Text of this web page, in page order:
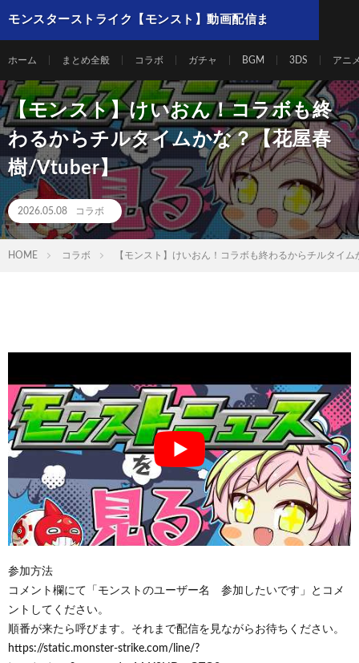
モンスターストライク【モンスト】動画配信ま
ホーム まとめ全般 コラボ ガチャ BGM 3DS アニ
【モンスト】けいおん！コラボも終
わるからチルタイムかな？【花屋春
樹/Vtuber】
2026.05.08 コラボ
HOME コラボ 【モンスト】けいおん！コラボも終わるからチルタイ
参加方法
コメント欄にて「モンストのユーザー名 参加したいです」とコメ
ントしてください。
順番が来たら呼びます。それまで配信を見ながらお待ちください。
https://static.monster-strike.com/line/?